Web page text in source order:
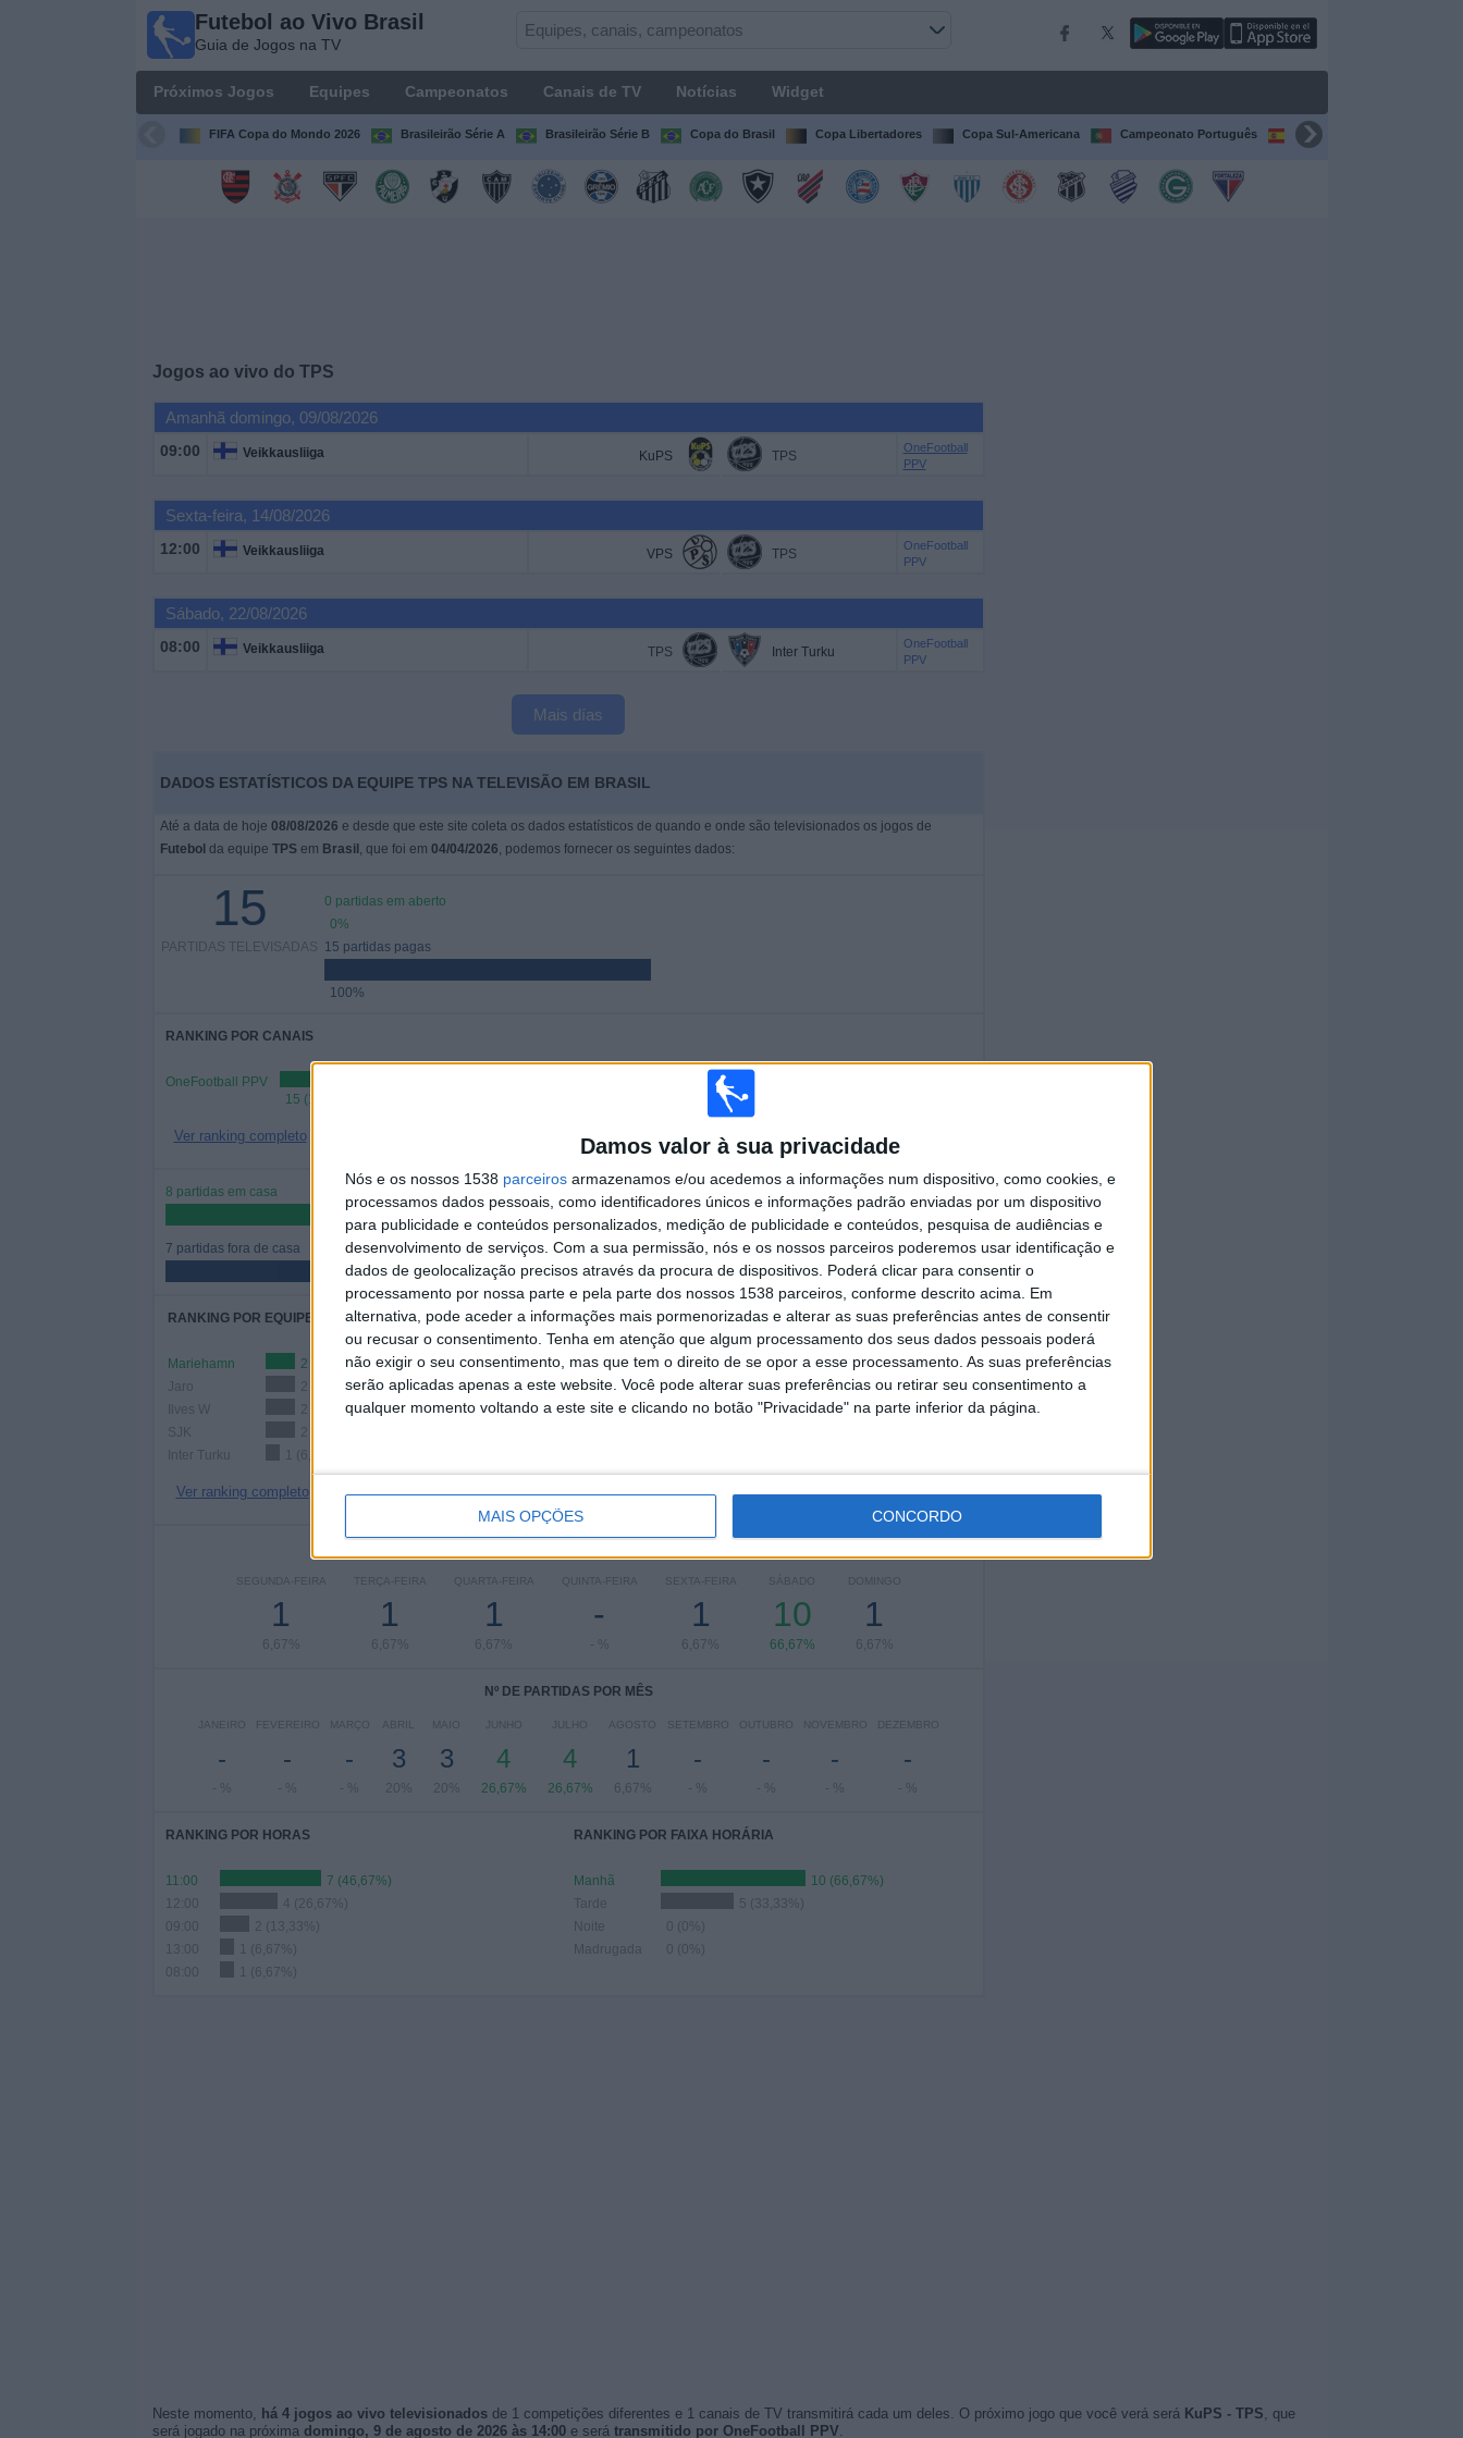
Damos valor à sua privacidade
Nós e os nossos 1538 parceiros armazenamos e/ou acedemos a informações num dispositivo, como cookies, e
processamos dados pessoais, como identificadores únicos e informações padrão enviadas por um dispositivo
para publicidade e conteúdos personalizados, medição de publicidade e conteúdos, pesquisa de audiências e
desenvolvimento de serviços. Com a sua permissão, nós e os nossos parceiros poderemos usar identificação e
dados de geolocalização precisos através da procura de dispositivos. Poderá clicar para consentir o
processamento por nossa parte e pela parte dos nossos 1538 parceiros, conforme descrito acima. Em
alternativa, pode aceder a informações mais pormenorizadas e alterar as suas preferências antes de consentir
ou recusar o consentimento. Tenha em atenção que algum processamento dos seus dados pessoais poderá
não exigir o seu consentimento, mas que tem o direito de se opor a esse processamento. As suas preferências
serão aplicadas apenas a este website. Você pode alterar suas preferências ou retirar seu consentimento a
qualquer momento voltando a este site e clicando no botão "Privacidade" na parte inferior da página.
MAIS OPÇÕES CONCORDO
Futebol ao Vivo Brasil
Guia de Jogos na TV
Próximos Jogos Equipes Campeonatos Canais de TV Notícias Widget
FIFA Copa do Mondo 2026 Brasileirão Série A Brasileirão Série B Copa do Brasil Copa Libertadores Copa Sul-Americana Campeonato Português Campeonato Espanhol
Jogos ao vivo do TPS
Amanhã domingo, 09/08/2026
09:00 Veikkausliiga KuPS TPS
OneFootball
PPV
Sexta-feira, 14/08/2026
12:00 Veikkausliiga VPS TPS
OneFootball
PPV
Sábado, 22/08/2026
08:00 Veikkausliiga TPS Inter Turku
OneFootball
PPV
Mais días
DADOS ESTATÍSTICOS DA EQUIPE TPS NA TELEVISÃO EM BRASIL
Até a data de hoje 08/08/2026 e desde que este site coleta os dados estatísticos de quando e onde são televisionados os jogos de
Futebol da equipe TPSem Brasil , que foi em 04/04/2026, podemos fornecer os seguintes dados:
15
PARTIDAS TELEVISADAS
0 partidas em aberto
0%
15 partidas pagas
100%
RANKING POR CANAIS
OneFootball PPV
15 (100%)
Ver ranking completo
TOTAL
DIAS
GRATUITA
PARTIDAS
PAGOS
8 partidas em casa
53,33%
7 partidas fora de casa
46,67%
TOTAL
11
RIVAIS
MÁXIMO
2
VS Mariehamn
TOTAL
1
COMPETIÇÕES
RANKING POR EQUIPES
Mariehamn
2 (13,33%)
Jaro
2 (13,33%)
Ilves W
2 (13,33%)
SJK
2 (13,33%)
Inter Turku
1 (6,67%)
Ver ranking completo
RANKING POR COMPETIÇÕES
Veikkausliiga 15 (100%)
Ver ranking completo
SEGUNDA-FEIRA
1
6,67%
TERÇA-FEIRA
1
6,67%
QUARTA-FEIRA
1
6,67%
QUINTA-FEIRA
-
- %
SEXTA-FEIRA
1
6,67%
SÁBADO
10
66,67%
DOMINGO
1
6,67%
Nº DE PARTIDAS POR MÊS
JANEIRO
-
- %
FEVEREIRO
-
- %
MARÇO
-
- %
ABRIL
3
20%
MAIO
3
20%
JUNHO
4
26,67%
JULHO
4
26,67%
AGOSTO
1
6,67%
SETEMBRO
-
- %
OUTUBRO
-
- %
NOVEMBRO
-
- %
DEZEMBRO
-
- %
RANKING POR HORAS
11:00
7 (46,67%)
12:00
4 (26,67%)
09:00
2 (13,33%)
13:00
1 (6,67%)
08:00
1 (6,67%)
RANKING POR FAIXA HORÁRIA
Manhã
10 (66,67%)
Tarde
5 (33,33%)
Noite
0 (0%)
Madrugada
0 (0%)
Neste momento, há 4 jogos ao vivo televisionadosde 1 competições diferentes e 1 canais de TV transmitirá cada um deles. O próximo jogo que você verá será KuPS - TPS, que
será jogado na próxima domingo, 9 de agosto de 2026 às 14:00e será transmitido por OneFootball PPV.